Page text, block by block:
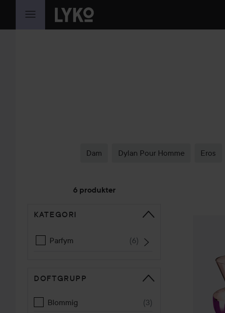
HOPPA TILL INNEHÅLLET
Dam Dylan Pour Homme Eros
6 produkter
HOPPA TILL SORTERA
KATEGORI
Parfym (6)
DOFTGRUPP
Blommig (3)